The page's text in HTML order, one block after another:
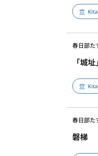
「城址」
春日部た
磐梯
春日部た